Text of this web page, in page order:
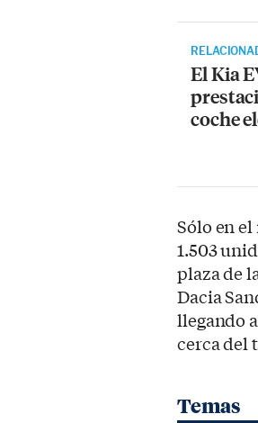
El Kia
coche
Sólo en
1.503
plaza de
Dacia
llegando
cerca del
Temas